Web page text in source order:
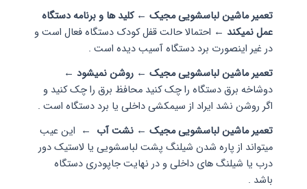
تعمیر ماشین لباسشویی مجیک ← کلید ها و برنامه دستگاه
عمل نمیکند ← احتمالا حالت قفل کودک دستگاه فعال است و
در غیر اینصورت برد دستگاه آسیب دیده است .
تعمیر ماشین لباسشویی مجیک ← روشن نمیشود ←
دوشاخه برق دستگاه را چک کنید محافظ برق را چک کنید و
اگر روشن نشد ایراد از سیمکشی داخلی یا برد دستگاه است .
تعمیر ماشین لباسشویی مجیک ← نشت آب ← این عیب
میتواند از پاره شدن شیلنگ پشت لباسشویی یا لاستیک دور
درب یا شیلنگ های داخلی و در نهایت جاپودری دستگاه
باشد .